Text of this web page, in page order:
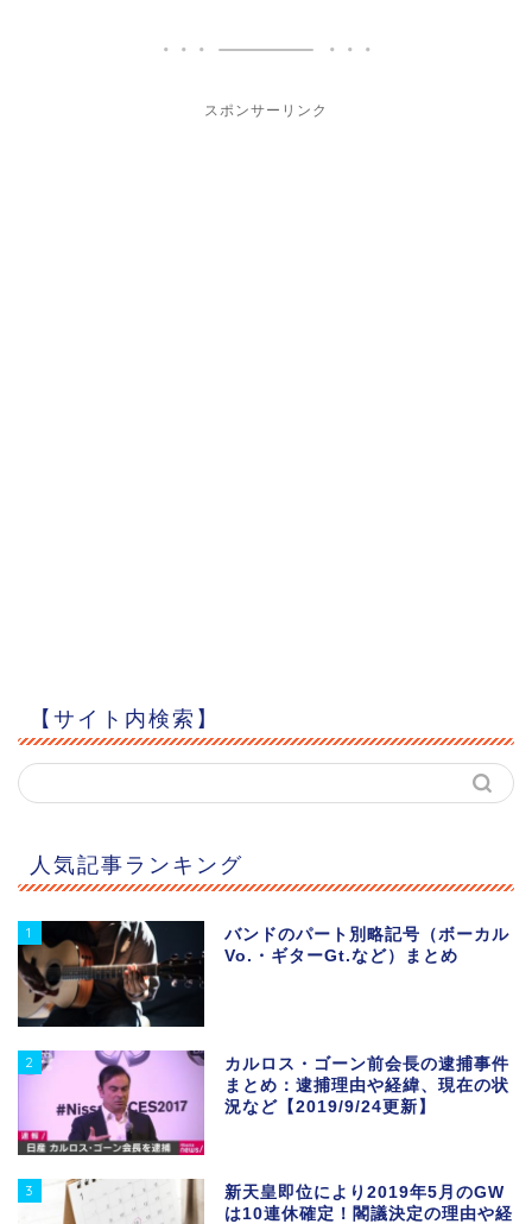
スポンサーリンク
【サイト内検索】
人気記事ランキング
1
バンドのパート別略記号（ボーカル
Vo.・ギターGt.など）まとめ
2
カルロス・ゴーン前会長の逮捕事件
まとめ：逮捕理由や経緯、現在の状
況など【2019/9/24更新】
3
新天皇即位により2019年5月のGW
は10連休確定！閣議決定の理由や経